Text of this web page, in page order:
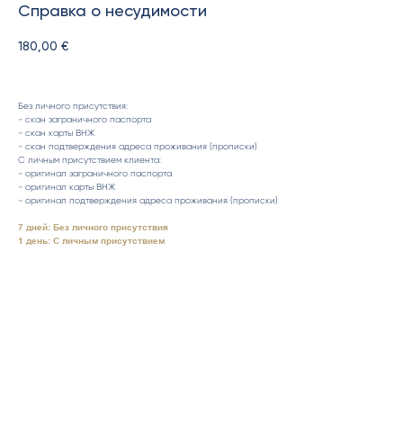
Справка о несудимости
180,00 €
Без личного присутствия:
- скан заграничного паспорта
- скан карты ВНЖ
- скан подтверждения адреса проживания (прописки)
С личным присутствием клиента:
- оригинал заграничного паспорта
- оригинал карты ВНЖ
- оригинал подтверждения адреса проживания (прописки)
7 дней: Без личного присутствия
1 день: С личным присутствием